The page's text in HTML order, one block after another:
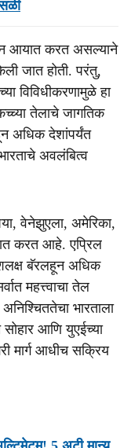
आयात करत असल्याने
जात होती. परंतु,
विविधीकरणामुळे हा
तेलाचे जागतिक
अधिक देशांपर्यंत
अवलंबित्व
वेनेझुएला, अमेरिका,
करत आहे. एप्रिल
बॅरलहून अधिक
महत्त्वाचा तेल
भारताला
आणि युएईच्या
मार्ग आधीच सक्रिय